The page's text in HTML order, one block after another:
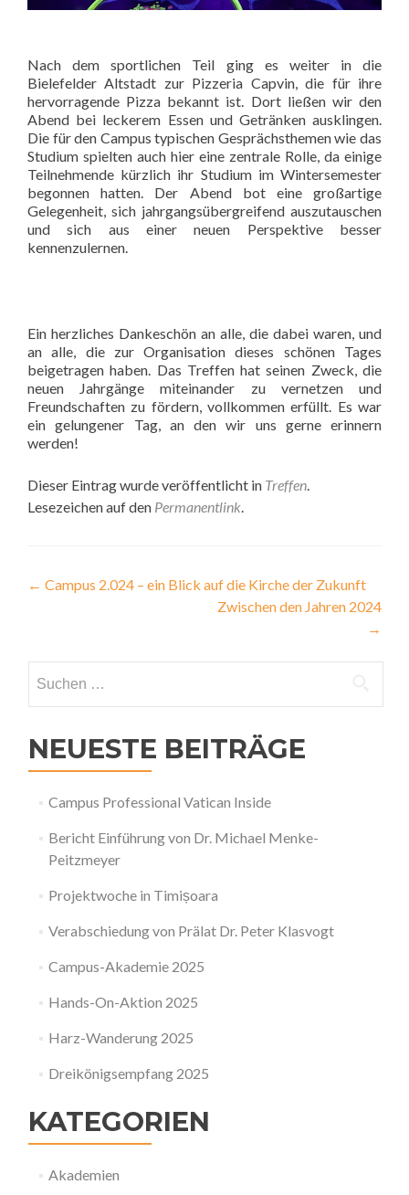
Nach dem sportlichen Teil ging es weiter in die
Bielefelder Altstadt zur Pizzeria Capvin, die für ihre
hervorragende Pizza bekannt ist. Dort ließen wir den
Abend bei leckerem Essen und Getränken ausklingen.
Die für den Campus typischen Gesprächsthemen wie das
Studium spielten auch hier eine zentrale Rolle, da einige
Teilnehmende kürzlich ihr Studium im Wintersemester
begonnen hatten. Der Abend bot eine großartige
Gelegenheit, sich jahrgangsübergreifend auszutauschen
und sich aus einer neuen Perspektive besser
kennenzulernen.
Ein herzliches Dankeschön an alle, die dabei waren, und
an alle, die zur Organisation dieses schönen Tages
beigetragen haben. Das Treffen hat seinen Zweck, die
neuen Jahrgänge miteinander zu vernetzen und
Freundschaften zu fördern, vollkommen erfüllt. Es war
ein gelungener Tag, an den wir uns gerne erinnern
werden!
Dieser Eintrag wurde veröffentlicht in Treffen.
Lesezeichen auf den Permanentlink.
Beitragsnavigation
← Campus 2.024 – ein Blick auf die Kirche der Zukunft
Zwischen den Jahren 2024
→
nach:
NEUESTE BEITRÄGE
Campus Professional Vatican Inside
Bericht Einführung von Dr. Michael Menke-
Peitzmeyer
Projektwoche in Timișoara
Verabschiedung von Prälat Dr. Peter Klasvogt
Campus-Akademie 2025
Hands-On-Aktion 2025
Harz-Wanderung 2025
Dreikönigsempfang 2025
KATEGORIEN
Akademien